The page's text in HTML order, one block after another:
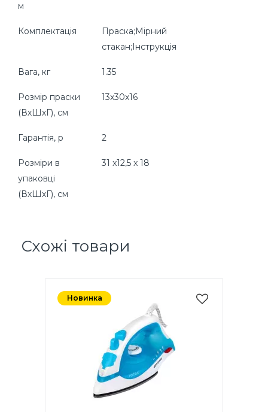
м
Комплектація
Праска;Мірний
стакан;Інструкція
Вага, кг 1.35
Розмір праски
(ВхШхГ), см
13x30x16
Гарантія, р 2
Розміри в
упаковці
(ВхШхГ), cм
31 x12,5 x 18
Схожі товари
Новинка